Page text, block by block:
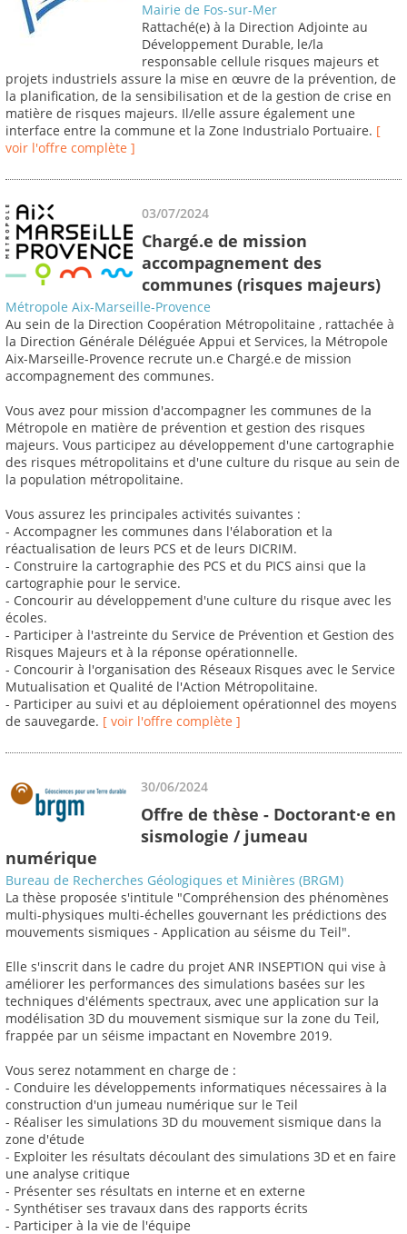
Mairie de Fos-sur-Mer
Rattaché(e) à la Direction Adjointe au
Développement Durable, le/la
responsable cellule risques majeurs et
projets industriels assure la mise en œuvre de la prévention, de
la planification, de la sensibilisation et de la gestion de crise en
matière de risques majeurs. Il/elle assure également une
interface entre la commune et la Zone Industrialo Portuaire. [
voir l'offre complète ]
03/07/2024
Chargé.e de mission
accompagnement des
communes (risques majeurs)
Métropole Aix-Marseille-Provence
Au sein de la Direction Coopération Métropolitaine , rattachée à
la Direction Générale Déléguée Appui et Services, la Métropole
Aix-Marseille-Provence recrute un.e Chargé.e de mission
accompagnement des communes.
Vous avez pour mission d'accompagner les communes de la
Métropole en matière de prévention et gestion des risques
majeurs. Vous participez au développement d'une cartographie
des risques métropolitains et d'une culture du risque au sein de
la population métropolitaine.
Vous assurez les principales activités suivantes :
- Accompagner les communes dans l'élaboration et la
réactualisation de leurs PCS et de leurs DICRIM.
- Construire la cartographie des PCS et du PICS ainsi que la
cartographie pour le service.
- Concourir au développement d'une culture du risque avec les
écoles.
- Participer à l'astreinte du Service de Prévention et Gestion des
Risques Majeurs et à la réponse opérationnelle.
- Concourir à l'organisation des Réseaux Risques avec le Service
Mutualisation et Qualité de l'Action Métropolitaine.
- Participer au suivi et au déploiement opérationnel des moyens
de sauvegarde. [ voir l'offre complète ]
30/06/2024
Offre de thèse - Doctorant·e en
sismologie / jumeau
numérique
Bureau de Recherches Géologiques et Minières (BRGM)
La thèse proposée s'intitule "Compréhension des phénomènes
multi-physiques multi-échelles gouvernant les prédictions des
mouvements sismiques - Application au séisme du Teil".
Elle s'inscrit dans le cadre du projet ANR INSEPTION qui vise à
améliorer les performances des simulations basées sur les
techniques d'éléments spectraux, avec une application sur la
modélisation 3D du mouvement sismique sur la zone du Teil,
frappée par un séisme impactant en Novembre 2019.
Vous serez notamment en charge de :
- Conduire les développements informatiques nécessaires à la
construction d'un jumeau numérique sur le Teil
- Réaliser les simulations 3D du mouvement sismique dans la
zone d'étude
- Exploiter les résultats découlant des simulations 3D et en faire
une analyse critique
- Présenter ses résultats en interne et en externe
- Synthétiser ses travaux dans des rapports écrits
- Participer à la vie de l'équipe